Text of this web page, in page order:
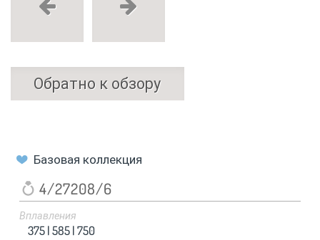
Обратно к обзору
Базовая коллекция
4/27208/6
Вплавления
375 |585 |750